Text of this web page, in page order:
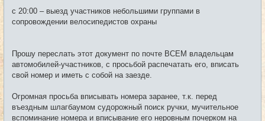
с 20:00 – выезд участников небольшими группами в
сопровождении велосипедистов охраны
Прошу переслать этот документ по почте ВСЕМ владельцам
автомобилей-участников, с просьбой распечатать его, вписать
свой номер и иметь с собой на заезде.
Огромная просьба вписывать номера заранее, т.к. перед
въездным шлагбаумом судорожный поиск ручки, мучительное
вспоминание номера и вписывание его неровным почерком на